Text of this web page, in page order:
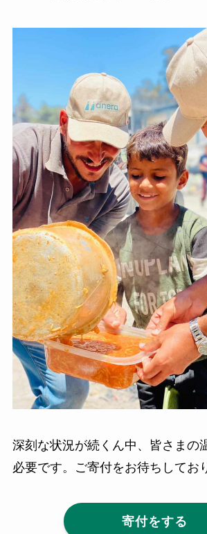
深刻な状況が続くん中、皆さまの
必要です。ご寄付をお待ちしてお
寄付をする